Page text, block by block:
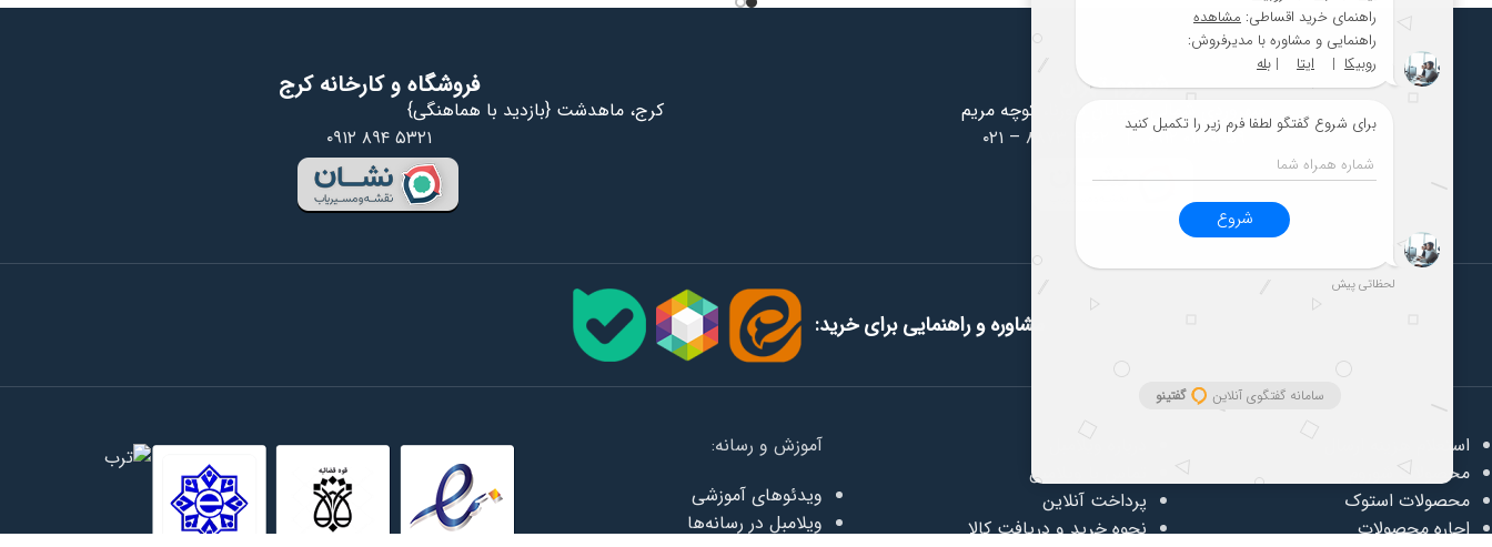
شوروم تهران
سهروردی شمالی، خیابان سورنا، کوچه مریم
۰۲۱ – ۸۸۷۳ ۴۴۶۲
| ۰۹۱۲ ۰۱۲ ۰۴۵۹
فروشگاه و کارخانه کرج
کرج، ماهدشت {بازدید با هماهنگی}
۰۹۱۲ ۸۹۴ ۵۳۲۱
مشاوره و راهنمایی برای خرید:
استعلام هزینه ارسال
محصولات شوروم
محصولات استوک
اجاره محصولات
درباره ویلامبل
تماس با ویلامبل
پرداخت آنلاین
نحوه خرید و دریافت کالا
آموزش و رسانه:
ویدئوهای آموزشی
ویلامبل در رسانه‌ها